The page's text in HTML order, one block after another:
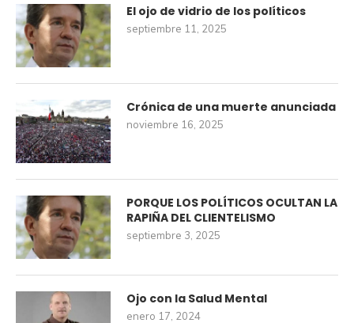
El ojo de vidrio de los políticos
septiembre 11, 2025
Crónica de una muerte anunciada
noviembre 16, 2025
PORQUE LOS POLÍTICOS OCULTAN LA
RAPIÑA DEL CLIENTELISMO
septiembre 3, 2025
Ojo con la Salud Mental
enero 17, 2024